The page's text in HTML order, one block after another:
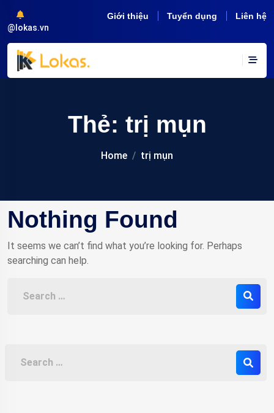
@lokas.vn
Giới thiệu Tuyển dụng Liên hệ
Thẻ: trị mụn
Home trị mụn
Nothing Found
It seems we can’t find what you’re looking for. Perhaps
searching can help.